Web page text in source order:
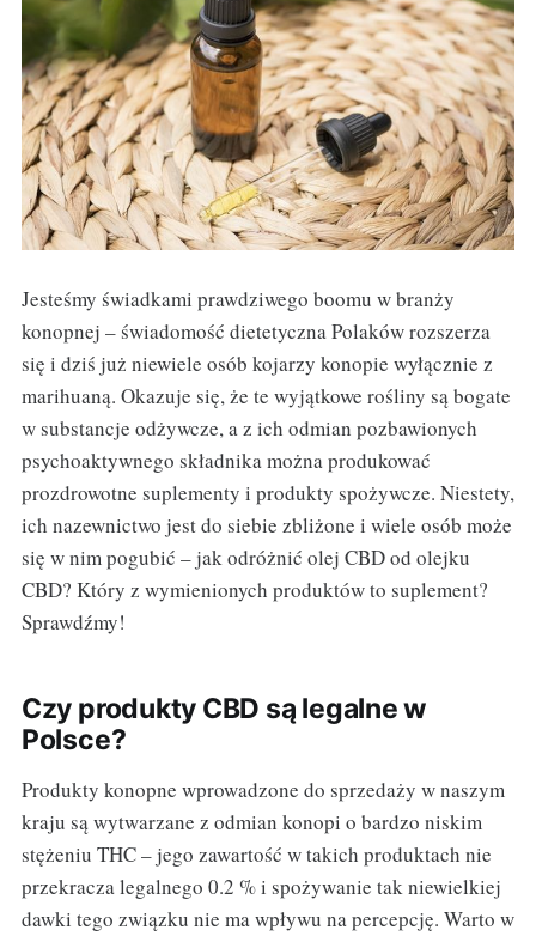
Jesteśmy świadkami prawdziwego boomu w branży
konopnej – świadomość dietetyczna Polaków rozszerza
się i dziś już niewiele osób kojarzy konopie wyłącznie z
marihuaną. Okazuje się, że te wyjątkowe rośliny są bogate
w substancje odżywcze, a z ich odmian pozbawionych
psychoaktywnego składnika można produkować
prozdrowotne suplementy i produkty spożywcze. Niestety,
ich nazewnictwo jest do siebie zbliżone i wiele osób może
się w nim pogubić – jak odróżnić olej CBD od olejku
CBD? Który z wymienionych produktów to suplement?
Sprawdźmy!
Czy produkty CBD są legalne w
Polsce?
Produkty konopne wprowadzone do sprzedaży w naszym
kraju są wytwarzane z odmian konopi o bardzo niskim
stężeniu THC – jego zawartość w takich produktach nie
przekracza legalnego 0.2 % i spożywanie tak niewielkiej
dawki tego związku nie ma wpływu na percepcję. Warto w